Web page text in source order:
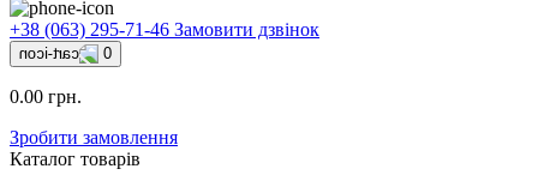
+38 (063) 295-71-46 Замовити дзвінок
0
0.00 грн.
Зробити замовлення
Каталог товарів